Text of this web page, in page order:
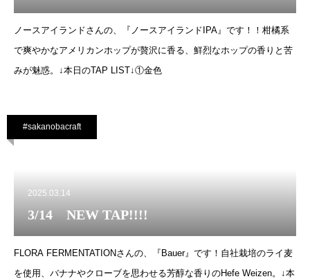
ノースアイランドさんの、『ノースアイランドIPA』です！！柑橘系
で爽やかなアメリカンホップが贅沢に香る、鮮烈なホップの香りと苦
みが魅惑。↓本日のTAP LIST↓①金色
#sakanobacraft
2025.03.14
3/14 NEW TAP!!!!
FLORA FERMENTATIONさんの、『Bauer』です！自社栽培のライ麦
を使用、バナナやクローブを思わせる芳醇な香りのHefe Weizen。↓本